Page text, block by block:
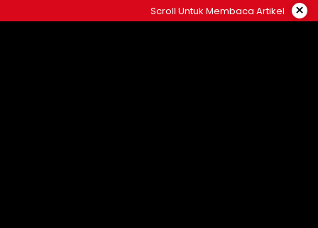
to
Scroll Untuk Membaca Artikel ×